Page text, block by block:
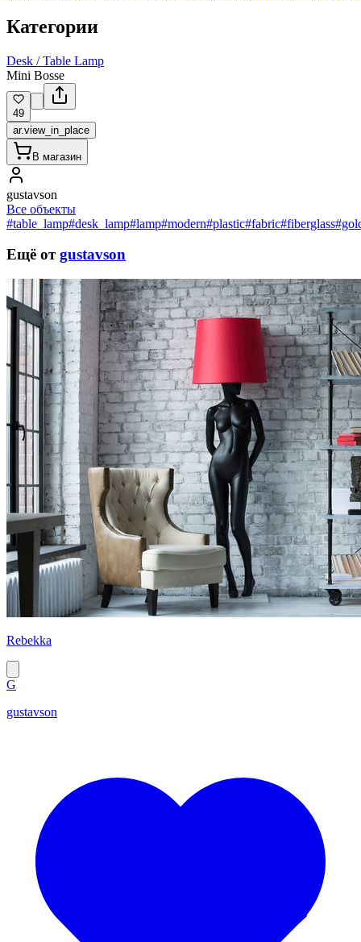
Категории
Desk / Table Lamp
Mini Bosse
49
ar.view_in_place
В магазин
gustavson
Все объекты
#table_lamp#desk_lamp#lamp#modern#plastic#fabric#fiberglass
Ещё от gustavson
Rebekka
G
gustavson